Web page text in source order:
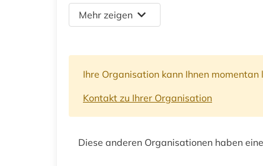
Mehr zeigen
Ihre Organisation kann Ihnen
Kontakt zu Ihrer Organisation
Diese anderen Organisationen haben